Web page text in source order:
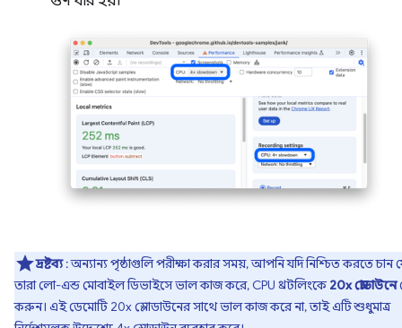
দ্রষ্টব্য: অন্যান্য পৃষ্ঠাগুলি পরীক্ষা করার সময়, আপনি যদি নিশ্চিত করতে চান
তারা লো-এন্ড মোবাইল ডিভাইসে ভাল কাজ করে, CPU থ্রটলিংকে 20x স্লোডাউনে
করুন। এই ডেমোটি 20x স্লোডাউনের সাথে ভাল কাজ করে না, তাই এটি শুধুমাত্র